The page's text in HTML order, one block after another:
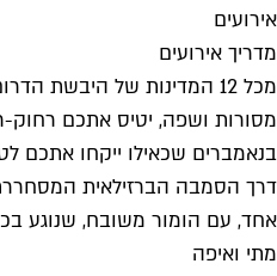
אירועים
מדריך אירועים
מכל 12 המדינות של
מסורות ושפה, יטיס אתכם רחוק-
בנאמברים שכאילו ייקחו אתכם
דרך הסמבה הברזילאית המסחררת,
אחד, עם הומור משובח, שנוגע
מתי ואיפה